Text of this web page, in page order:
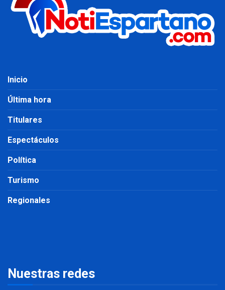
Inicio
Última hora
Titulares
Espectáculos
Política
Turismo
Regionales
Nuestras redes